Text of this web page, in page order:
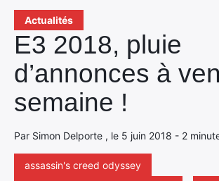
Actualités
E3 2018, pluie
d’annonces à
semaine !
Par Simon Delporte , le 5 juin 2018 - 2
assassin's creed odyssey